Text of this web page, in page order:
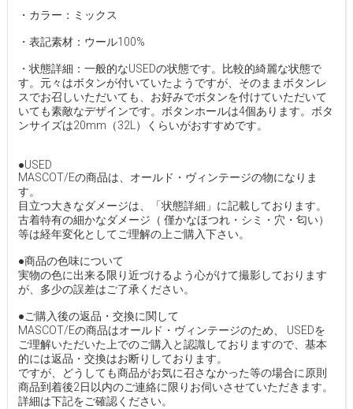
・カラー：ミックス
・表記素材：ウール100%
・状態詳細：一般的なUSEDの状態です。比較的綺麗な状態で
す。元々はボタンが付いていたようですが、そのままボタンレ
スでお召しいただいても、お好みでボタンを付けていただいて
いても素敵なデザインです。ボタンホールは4個あります。ボタ
ンサイズは20mm（32L）くらいがおすすめです。
●USED
MASCOT/Eの商品は、オールド・ヴィンテージの物になりま
す。
目立つ大きなダメージは、「状態詳細」に記載しております。
古着特有の細かなダメージ（ 僅かなほつれ・シミ・穴・匂い）
等は経年変化としてご理解の上ご購入下さい。
●商品の色味について
実物の色に出来る限り近づけるよう心がけて撮影しております
が、多少の誤差はご了承ください。
●ご購入後の返品・交換に関して
MASCOT/Eの商品はオールド・ヴィンテージのため、 USEDを
ご理解いただいた上でのご購入と認識しておりますので、基本
的には返品・交換はお断りしております。
ですが、どうしても商品がお気に召さなかった等の場合に原則
商品到着後2日以内のご連絡に限りお伺いさせていただきます。
詳細は下記をご確認ください。